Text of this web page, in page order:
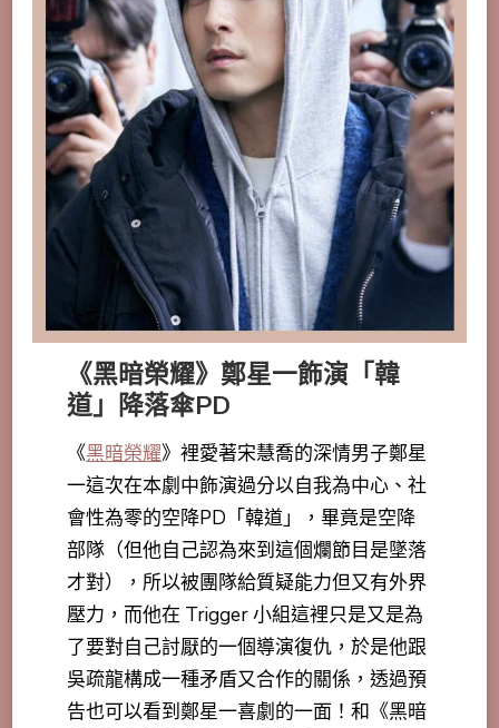
《黑暗榮耀》鄭星一飾演「韓
道」降落傘PD
《黑暗榮耀》裡愛著宋慧喬的深情男子鄭星
一這次在本劇中飾演過分以自我為中心、社
會性為零的空降PD「韓道」，畢竟是空降
部隊（但他自己認為來到這個爛節目是墜落
才對），所以被團隊給質疑能力但又有外界
壓力，而他在 Trigger 小組這裡只是又是為
了要對自己討厭的一個導演復仇，於是他跟
吳疏龍構成一種矛盾又合作的關係，透過預
告也可以看到鄭星一喜劇的一面！和《黑暗